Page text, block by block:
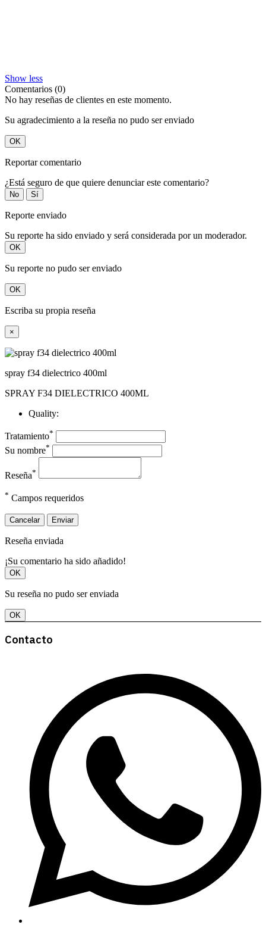
Show less
Comentarios (0)
No hay reseñas de clientes en este momento.
Su agradecimiento a la reseña no pudo ser enviado
OK
Reportar comentario
¿Está seguro de que quiere denunciar este comentario?
No Sí
Reporte enviado
Su reporte ha sido enviado y será considerada por un moderador.
OK
Su reporte no pudo ser enviado
OK
Escriba su propia reseña
×
spray f34 dielectrico 400ml
SPRAY F34 DIELECTRICO 400ML
Quality:
Tratamiento*
Su nombre*
Reseña*
* Campos requeridos
Cancelar Enviar
Reseña enviada
¡Su comentario ha sido añadido!
OK
Su reseña no pudo ser enviada
OK
Contacto